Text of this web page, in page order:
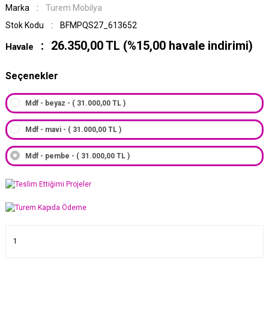
Marka
Turem Mobilya
Stok Kodu
BFMPQS27_613652
Havale 26.350,00 TL (%15,00 havale indirimi)
Seçenekler
Mdf - beyaz - ( 31.000,00 TL )
Mdf - mavi - ( 31.000,00 TL )
Mdf - pembe - ( 31.000,00 TL )